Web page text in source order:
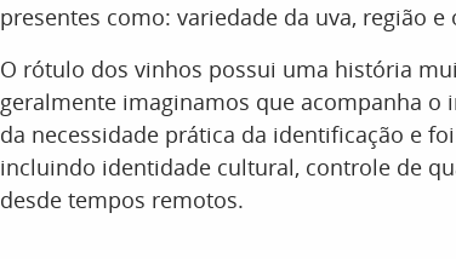
presentes como: variedade da uva, região
O rótulo dos vinhos possui uma história
geralmente imaginamos que acompanha
da necessidade prática da identificação e
incluindo identidade cultural, controle de
desde tempos remotos.